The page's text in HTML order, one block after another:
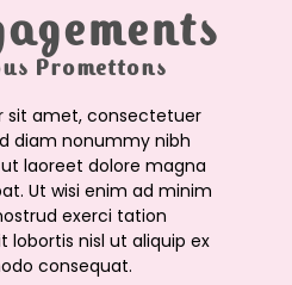
Promettons
sit amet, consectetuer
diam nonummy nibh
laoreet dolore magna
Ut wisi enim ad minim
exerci tation
lobortis nisl ut aliquip ex
consequat.